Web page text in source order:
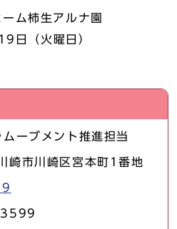
ム柿生アルナ園
日（火曜日）
ーブメント推進担当
市川崎区宮本町1番地